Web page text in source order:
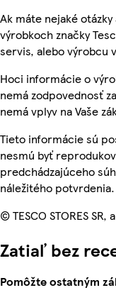
Ak máte nejaké
výrobkoch značky
servis, alebo výrobcu
Hoci informácie o
nemá zodpovednosť
nemá vplyv na Vaše
Tieto informácie sú
nesmú byť
predchádzajúceho
náležitého potvrdenia.
© TESCO STORES SR,
Zatiaľ bez
Pomôžte ostatným